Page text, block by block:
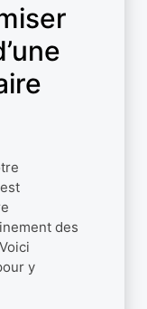
des
y